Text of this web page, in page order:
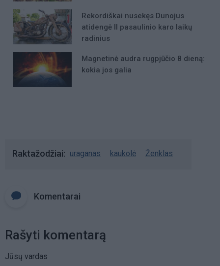
Rekordiškai nusekęs Dunojus
atidengė II pasaulinio karo laikų
radinius
Magnetinė audra rugpjūčio 8 dieną:
kokia jos galia
Raktažodžiai uraganas kaukolė Ženklas
Komentarai
Rašyti komentarą
Jūsų vardas